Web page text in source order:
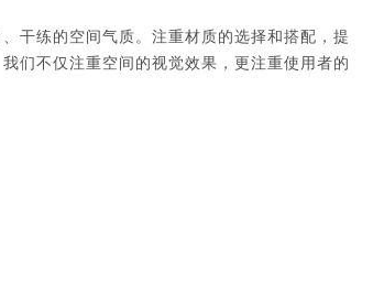
干练的空间气质。注重材质的选择和搭配，提
们不仅注重空间的视觉效果，更注重使用者的